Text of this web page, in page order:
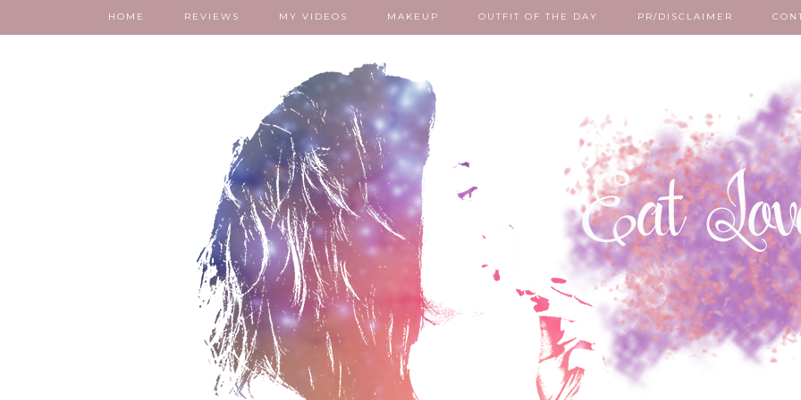
HOME REVIEWS MY VIDEOS MAKEUP OUTFIT OF THE DAY PR/DISCLAIMER